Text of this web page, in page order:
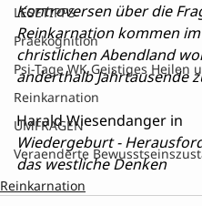
LESETIPPS
Praekognition
Psi-Tage WK Geistiges Heilen
Reinkarnation
UMFRAGEN
Veraenderte
Kontroversen über die
Reinkarnation kommen im
christlichen Abendland
anderthalb Jahrtausende
Harald Wiesendanger in
Wiedergeburt -
das westliche Denken
Reinkarnation